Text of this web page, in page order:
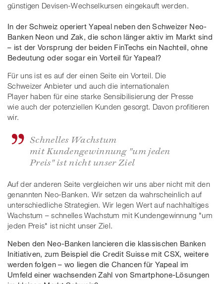
günstigen Devisen-Wechselkursen eingekauft werden.
In der Schweiz operiert Yapeal neben den Schweizer Neo-
Banken Neon und Zak, die schon länger aktiv im Markt sind
– ist der Vorsprung der beiden FinTechs ein Nachteil, ohne
Bedeutung oder sogar ein Vorteil für Yapeal?
Für uns ist es auf der einen Seite ein Vorteil. Die
Schweizer Anbieter und auch die internationalen
Player haben für eine starke Sensibilisierung der Presse
wie auch der potenziellen Kunden gesorgt. Davon profitieren
wir.
Schnelles Wachstum
mit Kundengewinnung "um jeden
Preis" ist nicht unser Ziel
Auf der anderen Seite vergleichen wir uns aber nicht mit den
genannten Neo-Banken. Wir setzen da wahrscheinlich auf
unterschiedliche Strategien. Wir legen Wert auf nachhaltiges
Wachstum – schnelles Wachstum mit Kundengewinnung "um
jeden Preis" ist nicht unser Ziel.
Neben den Neo-Banken lancieren die klassischen Banken
Initiativen, zum Beispiel die Credit Suisse mit CSX, weitere
werden folgen – wo liegen die Chancen für Yapeal im
Umfeld einer wachsenden Zahl von Smartphone-Lösungen